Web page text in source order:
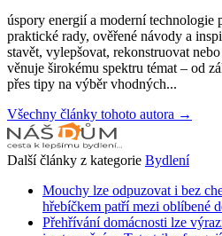
úspory energií a moderní technologie
praktické rady, ověřené návody a
stavět, vylepšovat, rekonstruovat
věnuje širokému spektru témat – od
přes tipy na výběr vhodných...
Všechny články tohoto autora →
Další články z kategorie Bydlení
Mouchy lze odpuzovat i bez
hřebíčkem patří mezi oblíbené
Přehřívání domácnosti lze